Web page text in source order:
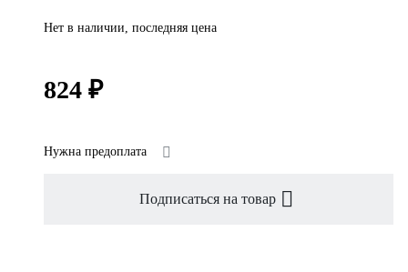
Нет в наличии, последняя цена
824 ₽
Нужна предоплата
Подписаться на товар